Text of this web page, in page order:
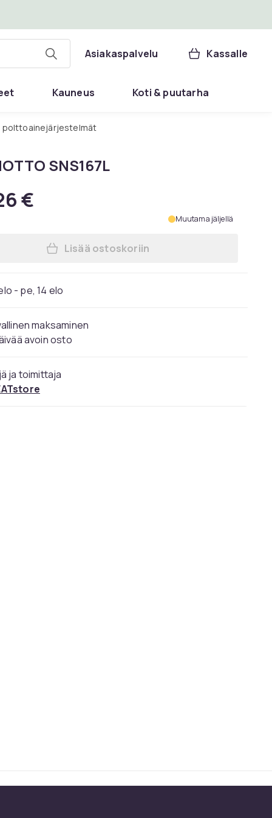
Asiakaspalvelu Kassalle
Kauneus Koti & puutarha
polttoainejärjestelmät
SNS167L
€
Muutama jäljellä
Lisää ILMANOTTO SNS167L
Lisää ostoskoriin
- pe, 14 elo
maksaminen
avoin osto
ja toimittaja